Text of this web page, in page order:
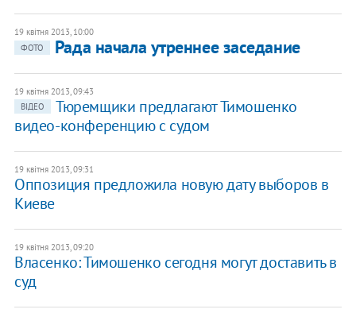
19 квітня 2013, 10:00
ФОТО
Рада начала утреннее заседание
19 квітня 2013, 09:43
ВІДЕО
Тюремщики предлагают Тимошенко
видео-конференцию с судом
19 квітня 2013, 09:31
Оппозиция предложила новую дату выборов в
Киеве
19 квітня 2013, 09:20
Власенко: Тимошенко сегодня могут доставить в
суд